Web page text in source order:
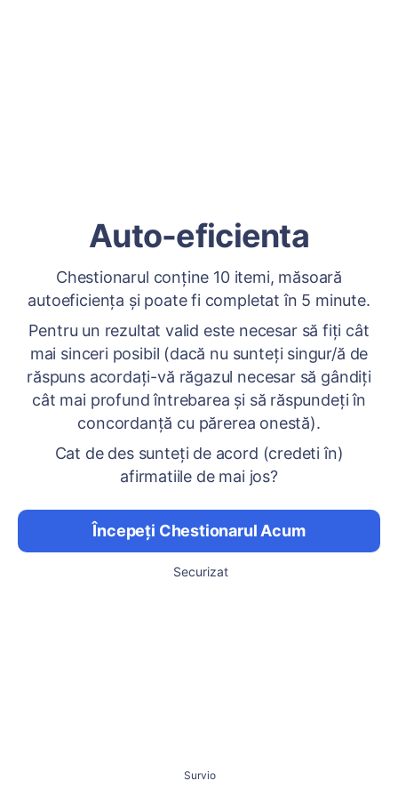
Auto-eficienta
Chestionarul conține 10 itemi, măsoară
autoeficiența și poate fi completat în 5 minute.
Pentru un rezultat valid este necesar să fiți cât
mai sinceri posibil (dacă nu sunteți singur/ă de
răspuns acordați-vă răgazul necesar să gândiți
cât mai profund întrebarea și să răspundeți în
concordanță cu părerea onestă).
Cat de des sunteți de acord (credeti în)
afirmatiile de mai jos?
Începeți Chestionarul Acum
Securizat
Survio